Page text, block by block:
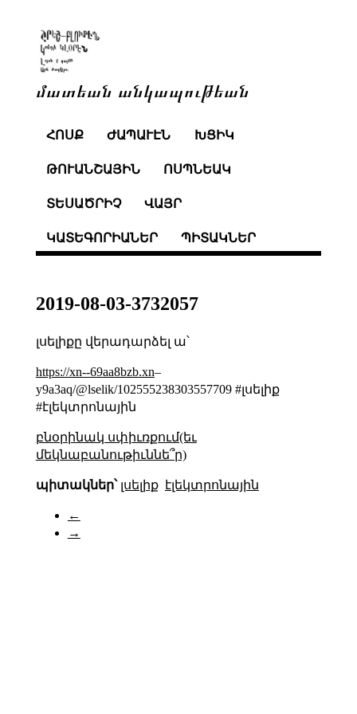
մատեան անկապութեան
ՀՈՍՔ ԺԱՊԱՒԷՆ ԽՑԻԿ
ԹՈՒԱՆՇԱՅԻՆ ՈՍՊՆԵԱԿ
ՏԵՍԱԾՐԻՉ ՎԱՅՐ
ԿԱՏԵԳՈՐԻԱՆԵՐ ՊԻՏԱԿՆԵՐ
2019-08-03-3732057
լսելիքը վերադարձել ա՝
https://xn--69aa8bzb.xn–
y9a3aq/@lselik/102555238303557709 #լսելիք
#էլեկտրոնային
բնօրինակ սփիւռքում(եւ
մեկնաբանութիւննե՞ր)
պիտակներ՝ լսելիք էլեկտրոնային
←
→